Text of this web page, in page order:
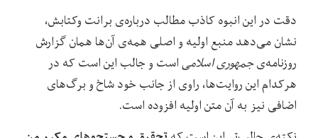
دقت در این انبوه کاذب مطالب درباره‌ی برانت وکتابش،
نشان می‌دهد منبع اولیه‌ و اصلی همه‌ی آن‌ها همان گزارش
روزنامه‌یجمهوری اسلامیاست و جالب این است که در
هرکدام این روایت‌ها، راوی از جانب خود شاخ و برگ‌های
اضافی نیز به آن متن اولیه افزوده است.